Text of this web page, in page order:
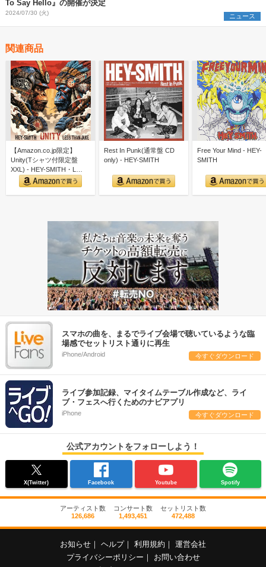
To Say Hello』の開催が決定
2024/07/30 (火) ニュース
関連商品
【Amazon.co.jp限定】
Unity(Tシャツ付限定盤
XXL) - HEY-SMITH・L…
Rest In Punk(通常盤 CD
only) - HEY-SMITH
Free Your Mind - HEY-
SMITH
スマホの曲を、まるでライブ会場で聴いているような臨
場感でセットリスト通りに再生
iPhone/Android 今すぐダウンロード
ライブ参加記録、マイタイムテーブル作成など、ライ
ブ・フェスへ行くためのナビアプリ
iPhone 今すぐダウンロード
公式アカウントをフォローしよう！
X(Twitter) Facebook Youtube Spotify
アーティスト数
126,686
コンサート数
1,493,451
セットリスト数
472,488
お知らせ ヘルプ 利用規約
運営会社
プライバシーポリシー
お問い合わせ